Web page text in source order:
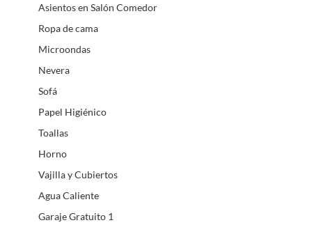
Asientos en Salón Comedor
Ropa de cama
Microondas
Nevera
Sofá
Papel Higiénico
Toallas
Horno
Vajilla y Cubiertos
Agua Caliente
Garaje Gratuito 1